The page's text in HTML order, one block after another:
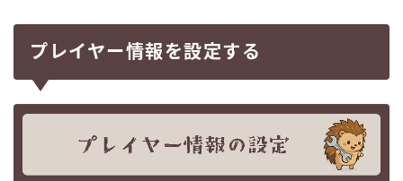
プレイヤー情報を設定する